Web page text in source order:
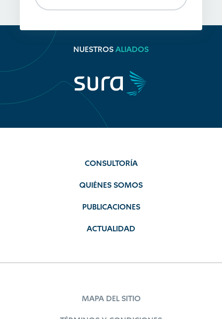
NUESTROS ALIADOS
CONSULTORÍA
QUIÉNES SOMOS
PUBLICACIONES
ACTUALIDAD
MAPA DEL SITIO